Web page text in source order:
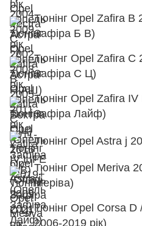
Тюнінг Opel Zafira B
Зафіра Б В)
Тюнінг Opel Zafira C
Зафіра С Ц)
Тюнінг Opel Zafira
Зафіра Лайф)
Тюнінг Opel Astra j
Тюнінг Opel Meriva
Меріва)
Тюнінг Opel Corsa
2006-2019 рік)